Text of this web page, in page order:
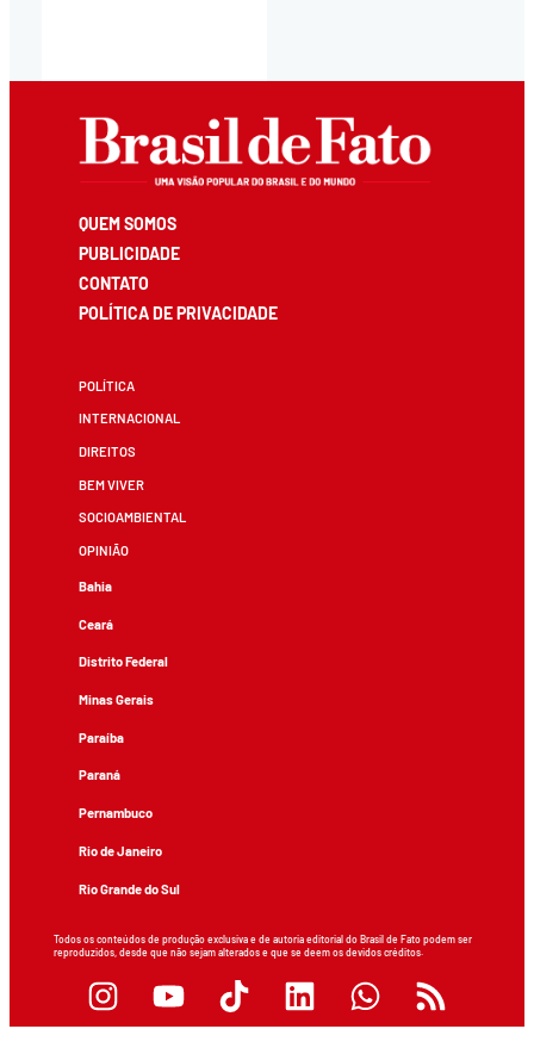
QUEM SOMOS
PUBLICIDADE
CONTATO
POLÍTICA DE PRIVACIDADE
POLÍTICA
INTERNACIONAL
DIREITOS
BEM VIVER
SOCIOAMBIENTAL
OPINIÃO
Bahia
Ceará
Distrito Federal
Minas Gerais
Paraíba
Paraná
Pernambuco
Rio de Janeiro
Rio Grande do Sul
Todos os conteúdos de produção exclusiva e de autoria editorial do Brasil de Fato podem ser
reproduzidos, desde que não sejam alterados e que se deem os devidos créditos.